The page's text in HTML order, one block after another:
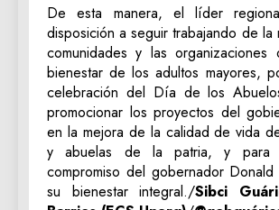
De esta manera, el líder
disposición a seguir trabajando de la
comunidades y las organizaciones
bienestar de los adultos mayores,
celebración del Día de los
promocionar los proyectos del
en la mejora de la calidad de vida
y abuelas de la patria, y para
compromiso del gobernador
su bienestar integral./Sibci